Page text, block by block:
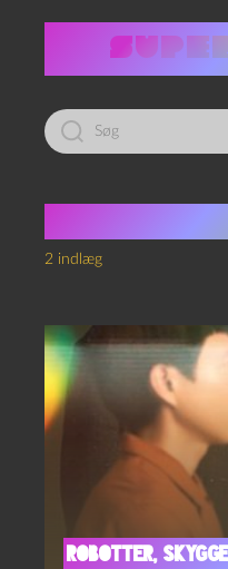
Led
efter:
2 indlæg
Robotter,